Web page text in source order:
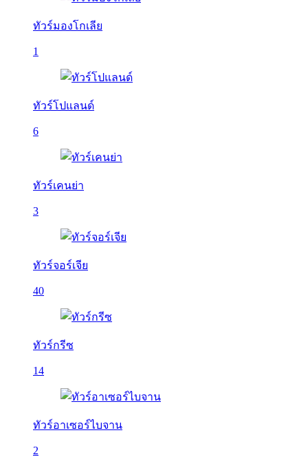
ทัวร์มองโกเลีย
1
ทัวร์โปแลนด์
6
ทัวร์เคนย่า
3
ทัวร์จอร์เจีย
40
ทัวร์กรีซ
14
ทัวร์อาเซอร์ไบจาน
2